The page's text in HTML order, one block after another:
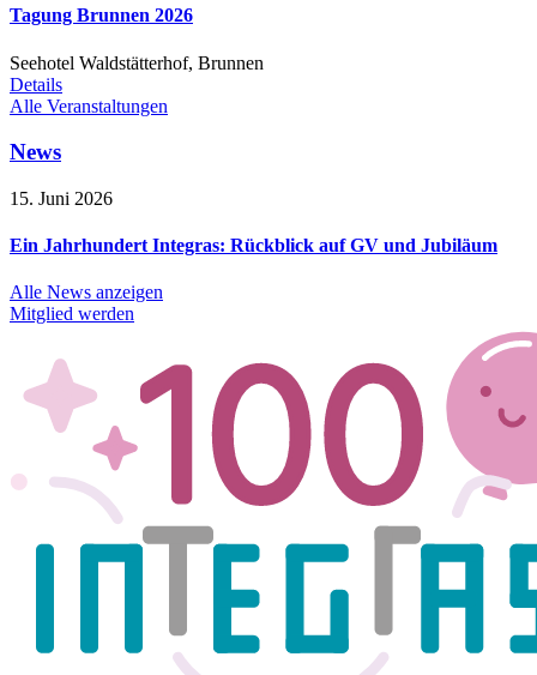
Tagung Brunnen 2026
Seehotel Waldstätterhof, Brunnen
Details
Alle Veranstaltungen
News
15. Juni 2026
Ein Jahrhundert Integras: Rückblick auf GV und Jubiläum
Alle News anzeigen
Mitglied werden